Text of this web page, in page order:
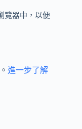
覽器中，以便
進一步了解